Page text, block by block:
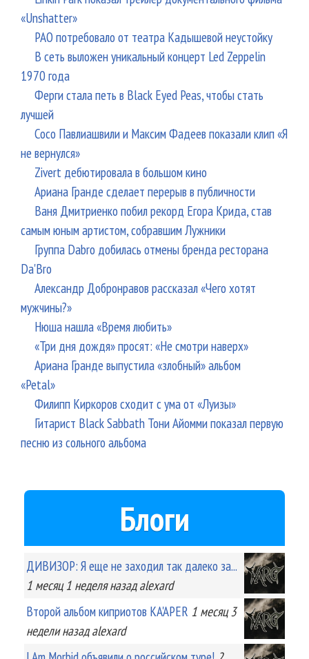
«Unshatter»
РАО потребовало от театра Кадышевой неустойку
В сеть выложен уникальный концерт Led Zeppelin
1970 года
Ферги стала петь в Black Eyed Peas, чтобы стать
лучшей
Сосо Павлиашвили и Максим Фадеев показали клип «Я
не вернулся»
Zivert дебютировала в большом кино
Ариана Гранде сделает перерыв в публичности
Ваня Дмитриенко побил рекорд Егора Крида, став
самым юным артистом, собравшим Лужники
Группа Dabro добилась отмены бренда ресторана
Da'Bro
Александр Добронравов рассказал «Чего хотят
мужчины?»
Нюша нашла «Время любить»
«Три дня дождя» просят: «Не смотри наверх»
Ариана Гранде выпустила «злобный» альбом
«Petal»
Филипп Киркоров сходит с ума от «Луизы»
Гитарист Black Sabbath Тони Айомми показал первую
песню из сольного альбома
Блоги
ДИВИЗОР: Я еще не заходил так далеко за...
1 месяц 1 неделяназад alexard
Второй альбом киприотов KA'APER 1 месяц 3
неделиназад alexard